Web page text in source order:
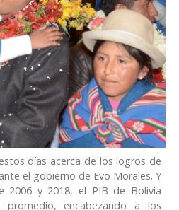
días acerca de los logros de
el gobierno de Evo Morales. Y
2006 y 2018, el PIB de Bolivia
promedio, encabezando a los